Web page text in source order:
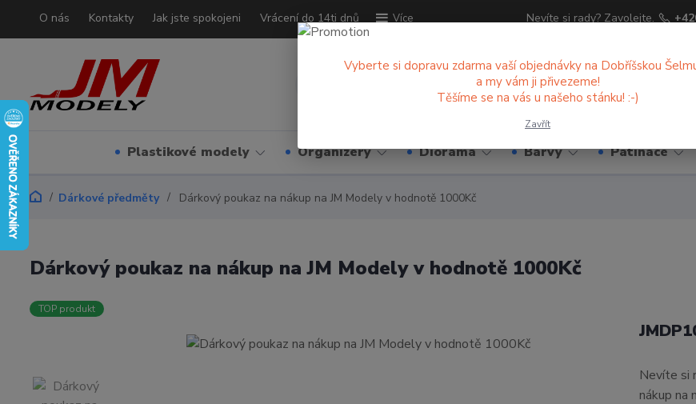
O nás Kontakty Jak jste spokojeni Vrácení do 14ti dnů Více Nevíte si rady? Zavolejte.
Plastikové modely Organizéry Diorama Barvy Patinace
Dárkové předměty Dárkový poukaz na nákup na JM Modely v hodnotě 1000Kč
Dárkový poukaz na nákup na JM Modely v hodnotě 1000Kč
TOP produkt
Nevíte si
nákup na
Vyberte si dopravu zdarma vaší objednávky na Dobříšskou
a my vám ji přivezeme!
Těšíme se na vás u našeho stánku! :-)
Zavřít